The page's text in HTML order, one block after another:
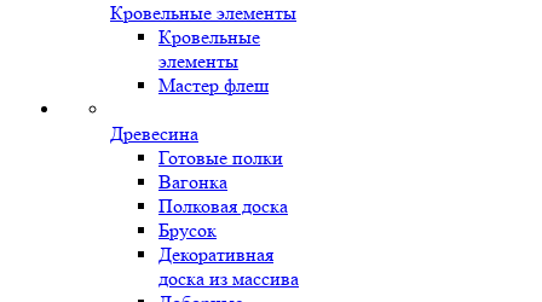
Кровельные элементы
Кровельные
элементы
Мастер флеш
Древесина
Готовые полки
Вагонка
Полковая доска
Брусок
Декоративная
доска из массива